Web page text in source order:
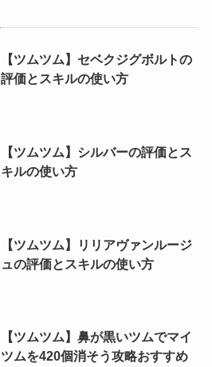
【ツムツム】セベクジグボルトの
評価とスキルの使い方
【ツムツム】シルバーの評価とス
キルの使い方
【ツムツム】リリアヴァンルージ
ュの評価とスキルの使い方
【ツムツム】鼻が黒いツムでマイ
ツムを420個消そう攻略おすすめ